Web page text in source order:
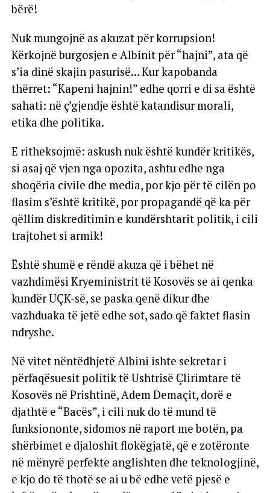
bërë!
Nuk mungojnë as akuzat për korrupsion!
Kërkojnë burgosjen e Albinit për “hajni”, ata që
s’ia dinë skajin pasurisë… Kur kapobanda
thërret: “Kapeni hajnin!” edhe qorri e di sa është
sahati: në ç’gjendje është katandisur morali,
etika dhe politika.
E ritheksojmë: askush nuk është kundër kritikës,
si asaj që vjen nga opozita, ashtu edhe nga
shoqëria civile dhe media, por kjo për të cilën po
flasim s’është kritikë, por propagandë që ka për
qëllim diskreditimin e kundërshtarit politik, i cili
trajtohet si armik!
Është shumë e rëndë akuza që i bëhet në
vazhdimësi Kryeministrit të Kosovës se ai qenka
kundër UÇK-së, se paska qenë dikur dhe
vazhduaka të jetë edhe sot, sado që faktet flasin
ndryshe.
Në vitet nëntëdhjetë Albini ishte sekretar i
përfaqësuesit politik të Ushtrisë Çlirimtare të
Kosovës në Prishtinë, Adem Demaçit, dorë e
djathtë e “Bacës”, i cili nuk do të mund të
funksiononte, sidomos në raport me botën, pa
shërbimet e djaloshit flokëgjatë, që e zotëronte
në mënyrë perfekte anglishten dhe teknologjinë,
e kjo do të thotë se ai u bë edhe vetë pjesë e